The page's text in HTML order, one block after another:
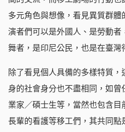
多元角色與想像，看見異質群
演者們可以是外國人、是勞動
舞者，是印尼公民，也是在臺灣
除了看見個人具備的多樣特質
身的社會身分也不盡相同，如曾
業家／碩士生等，當然也包含
長輩的看護等移工們，其共同